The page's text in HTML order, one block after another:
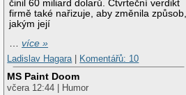
činil 60 miliard dolarů. Čtvrteční verdikt
firmě také nařizuje, aby změnila způsob,
jakým její
…více »
Ladislav Hagara
Komentářů: 10
MS Paint Doom
včera 12:44 | Humor